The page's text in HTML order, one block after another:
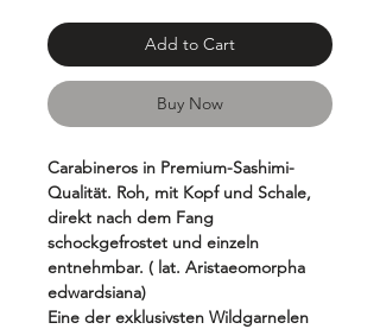
Add to Cart
Buy Now
Carabineros in Premium-Sashimi-
Qualität. Roh, mit Kopf und Schale,
direkt nach dem Fang
schockgefrostet und einzeln
entnehmbar. ( lat. Aristaeomorpha
edwardsiana)
Eine der exklusivsten Wildgarnelen